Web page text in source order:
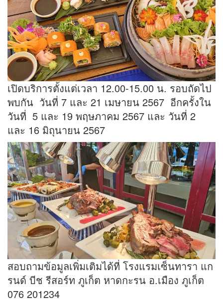
เปิดบริการตั้งแต่เวลา 12.00-15.00 น. รอบถัดไป
พบกัน วันที่ 7 และ 21 เมษายน 2567 อีกครั้งใน
วันที่ 5 และ 19 พฤษภาคม 2567 และ วันที่ 2
และ 16 มิถุนายน 2567
สอบถามข้อมูลเพิ่มเติมได้ที่ โรงแรมเซ็นทารา แก
รนด์ บีช รีสอร์ท ภูเก็ต หาดกะรน อ.เมือง ภูเก็ต
076 201234